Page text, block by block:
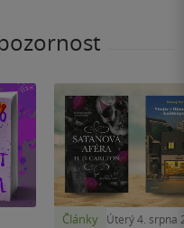
Články Úterý 4. srpna